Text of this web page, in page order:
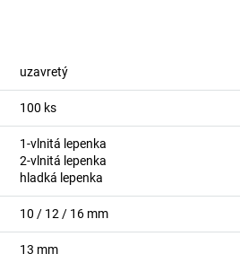
uzavretý
100 ks
1-vlnitá lepenka
2-vlnitá lepenka
hladká lepenka
10 / 12 / 16 mm
13 mm